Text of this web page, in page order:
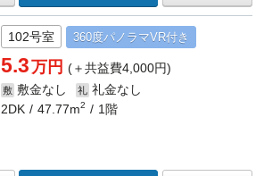
102号室 360度パノラマVR付き
5.3万円(＋共益費4,000円)
敷 敷金なし 礼 礼金なし
2DK
47.77m2 1階